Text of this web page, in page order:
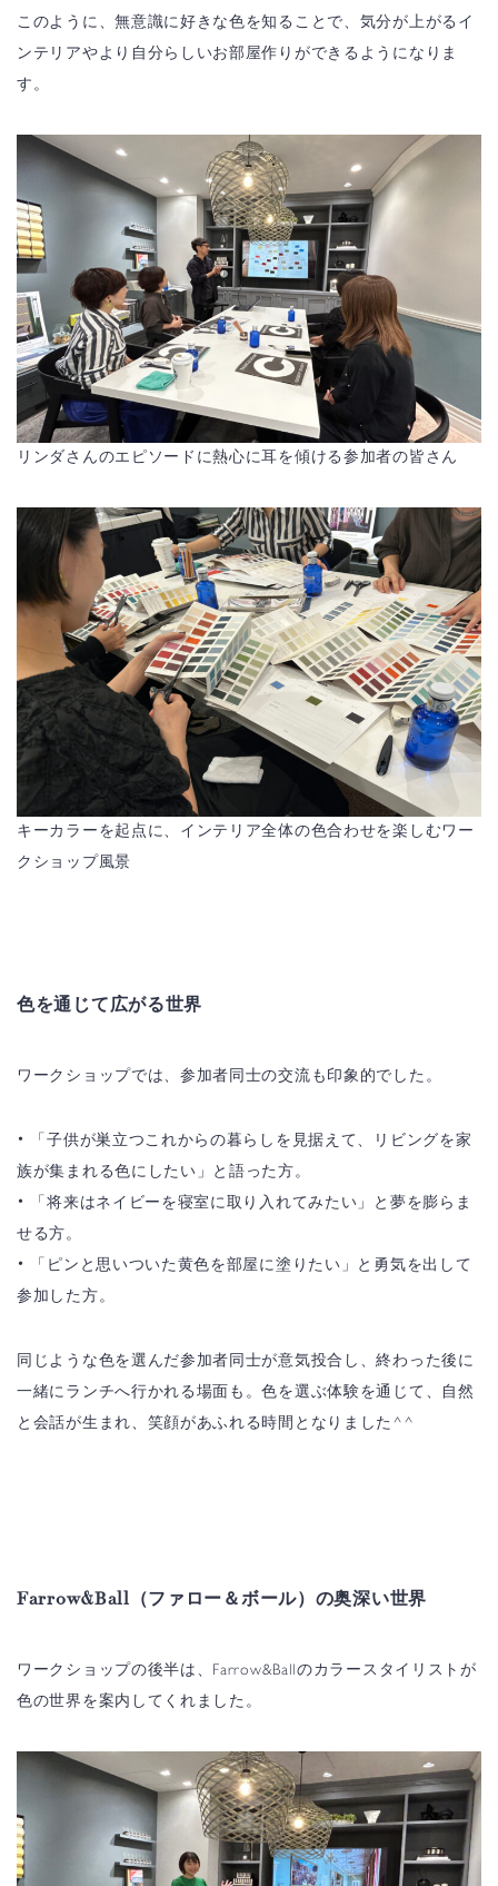
このように、無意識に好きな色を知ることで、気分が上がるイ
ンテリアやより自分らしいお部屋作りができるようになりま
す。
リンダさんのエピソードに熱心に耳を傾ける参加者の皆さん
キーカラーを起点に、インテリア全体の色合わせを楽しむワー
クショップ風景
色を通じて広がる世界
ワークショップでは、参加者同士の交流も印象的でした。
• 「子供が巣立つこれからの暮らしを見据えて、リビングを家
族が集まれる色にしたい」と語った方。
• 「将来はネイビーを寝室に取り入れてみたい」と夢を膨らま
せる方。
• 「ピンと思いついた黄色を部屋に塗りたい」と勇気を出して
参加した方。
同じような色を選んだ参加者同士が意気投合し、終わった後に
一緒にランチへ行かれる場面も。色を選ぶ体験を通じて、自然
と会話が生まれ、笑顔があふれる時間となりました^^
Farrow&Ball（ファロー＆ボール）の奥深い世界
ワークショップの後半は、Farrow&Ballのカラースタイリストが
色の世界を案内してくれました。